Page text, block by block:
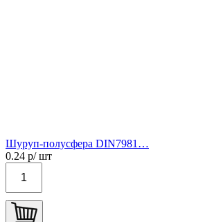
Шуруп-полусфера DIN7981…
0.24 р/ шт